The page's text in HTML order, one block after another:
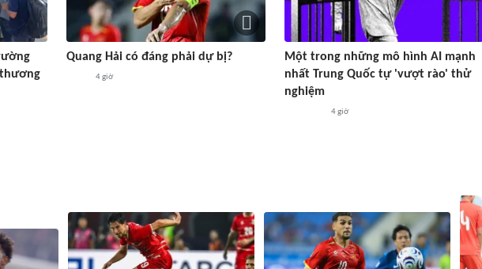
thương
Quang Hải có đáng phải dự bị?
4 giờ
Một trong những mô hình AI mạnh
nhất Trung Quốc tự 'vượt rào' thử
nghiệm
4 giờ